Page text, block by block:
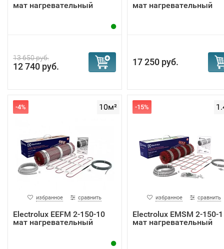
мат нагревательный
13 650 руб.
12 740 руб.
мат нагревательный
17 250 руб.
10м²
-4%
избранное сравнить
Electrolux EEFM 2-150-10
мат нагревательный
-15%
избранное сравнить
Electrolux EMSM 2-150-1
мат нагревательный